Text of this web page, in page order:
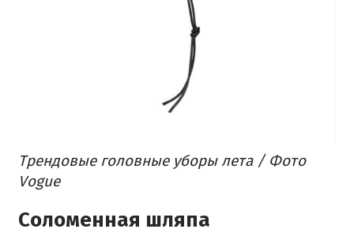
Трендовые головные уборы лета / Фото
Vogue
Соломенная шляпа